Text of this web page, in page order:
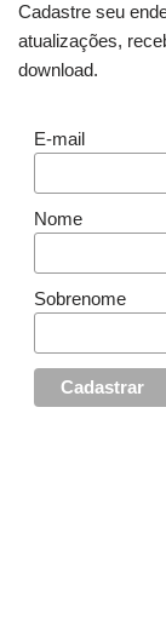
Cadastre seu
atualizações,
download.
E-mail
Nome
Sobrenome